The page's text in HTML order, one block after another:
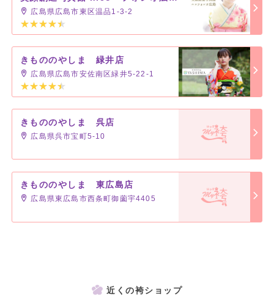
広島県広島市東区温品1-3-2
きもののやしま 緑井店
広島県広島市安佐南区緑井5-22-1
きもののやしま 呉店
広島県呉市宝町5-10
きもののやしま 東広島店
広島県東広島市西条町御薗宇4405
近くの袴ショップ